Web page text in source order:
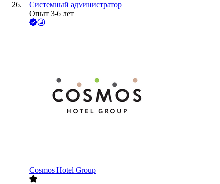
Системный администратор
Опыт 3-6 лет
Cosmos Hotel Group